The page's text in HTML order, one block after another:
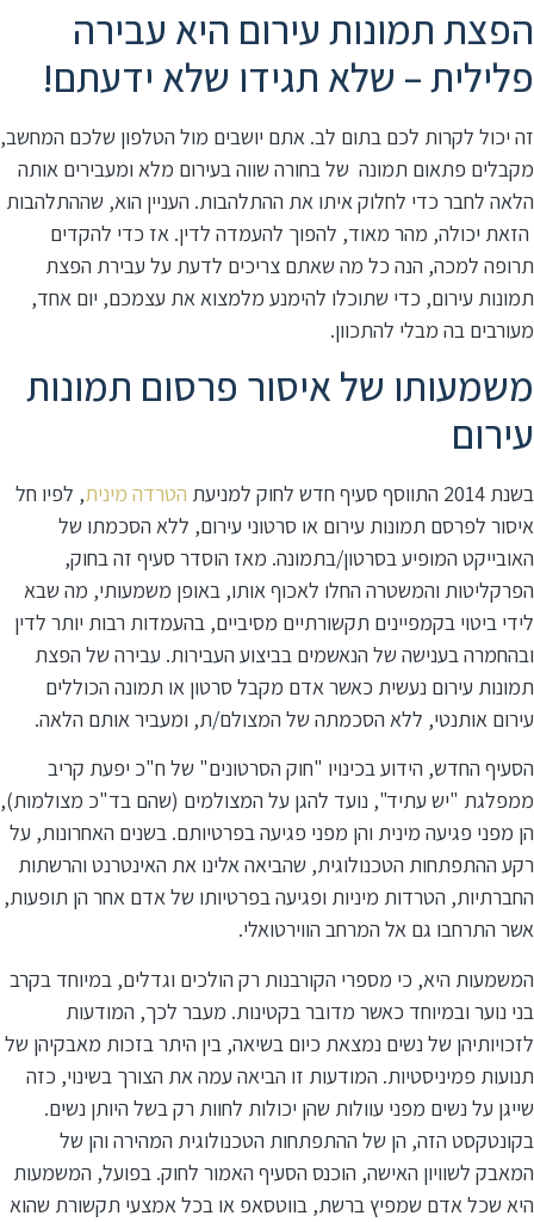
הפצת תמונות עירום היא עבירה
פלילית – שלא תגידו שלא ידעתם!
זה יכול לקרות לכם בתום לב. אתם יושבים מול הטלפון שלכם המחשב,
מקבלים פתאום תמונה של בחורה שווה בעירום מלא ומעבירים אותה
הלאה לחבר כדי לחלוק איתו את ההתלהבות. העניין הוא, שההתלהבות
הזאת יכולה, מהר מאוד, להפוך להעמדה לדין. אז כדי להקדים
תרופה למכה, הנה כל מה שאתם צריכים לדעת על עבירת הפצת
תמונות עירום, כדי שתוכלו להימנע מלמצוא את עצמכם, יום אחד,
מעורבים בה מבלי להתכוון.
משמעותו של איסור פרסום תמונות
עירום
בשנת 2014 התווסף סעיף חדש לחוק למניעת הטרדה מינית, לפיו חל
איסור לפרסם תמונות עירום או סרטוני עירום, ללא הסכמתו של
האובייקט המופיע בסרטון/בתמונה. מאז הוסדר סעיף זה בחוק,
הפרקליטות והמשטרה החלו לאכוף אותו, באופן משמעותי, מה שבא
לידי ביטוי בקמפיינים תקשורתיים מסיביים, בהעמדות רבות יותר לדין
ובהחמרה בענישה של הנאשמים בביצוע העבירות. עבירה של הפצת
תמונות עירום נעשית כאשר אדם מקבל סרטון או תמונה הכוללים
עירום אותנטי, ללא הסכמתה של המצולם/ת, ומעביר אותם הלאה.
הסעיף החדש, הידוע בכינויו "חוק הסרטונים" של ח"כ יפעת קריב
ממפלגת "יש עתיד", נועד להגן על המצולמים (שהם בד"כ מצולמות),
הן מפני פגיעה מינית והן מפני פגיעה בפרטיותם. בשנים האחרונות, על
רקע ההתפתחות הטכנולוגית, שהביאה אלינו את האינטרנט והרשתות
החברתיות, הטרדות מיניות ופגיעה בפרטיותו של אדם אחר הן תופעות,
אשר התרחבו גם אל המרחב הווירטואלי.
המשמעות היא, כי מספרי הקורבנות רק הולכים וגדלים, במיוחד בקרב
בני נוער ובמיוחד כאשר מדובר בקטינות. מעבר לכך, המודעות
לזכויותיהן של נשים נמצאת כיום בשיאה, בין היתר בזכות מאבקיהן של
תנועות פמיניסטיות. המודעות זו הביאה עמה את הצורך בשינוי, כזה
שייגן על נשים מפני עוולות שהן יכולות לחוות רק בשל היותן נשים.
בקונטקסט הזה, הן של ההתפתחות הטכנולוגית המהירה והן של
המאבק לשוויון האישה, הוכנס הסעיף האמור לחוק. בפועל, המשמעות
היא שכל אדם שמפיץ ברשת, בווטסאפ או בכל אמצעי תקשורת שהוא